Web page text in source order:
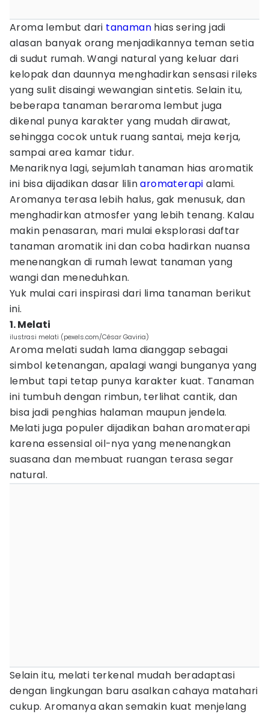
Aroma lembut dari tanaman hias sering jadi
alasan banyak orang menjadikannya teman setia
di sudut rumah. Wangi natural yang keluar dari
kelopak dan daunnya menghadirkan sensasi rileks
yang sulit disaingi wewangian sintetis. Selain itu,
beberapa tanaman beraroma lembut juga
dikenal punya karakter yang mudah dirawat,
sehingga cocok untuk ruang santai, meja kerja,
sampai area kamar tidur.
Menariknya lagi, sejumlah tanaman hias aromatik
ini bisa dijadikan dasar lilinaromaterapi alami.
Aromanya terasa lebih halus, gak menusuk, dan
menghadirkan atmosfer yang lebih tenang. Kalau
makin penasaran, mari mulai eksplorasi daftar
tanaman aromatik ini dan coba hadirkan nuansa
menenangkan di rumah lewat tanaman yang
wangi dan meneduhkan.
Yuk mulai cari inspirasi dari lima tanaman berikut
ini.
1. Melati
ilustrasi melati (pexels.com/César Gaviria)
Aroma melati sudah lama dianggap sebagai
simbol ketenangan, apalagi wangi bunganya yang
lembut tapi tetap punya karakter kuat. Tanaman
ini tumbuh dengan rimbun, terlihat cantik, dan
bisa jadi penghias halaman maupun jendela.
Melati juga populer dijadikan bahan aromaterapi
karena essensial oil-nya yang menenangkan
suasana dan membuat ruangan terasa segar
natural.
Selain itu, melati terkenal mudah beradaptasi
dengan lingkungan baru asalkan cahaya matahari
cukup. Aromanya akan semakin kuat menjelang